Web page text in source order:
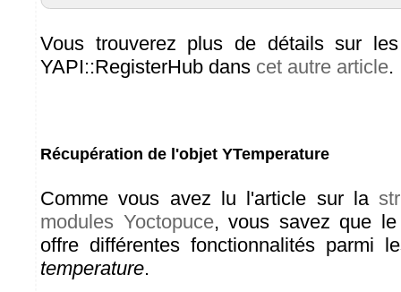
Vous trouverez plus de détails sur
YAPI::RegisterHub dans cet autre article.
Récupération de l'objet YTemperature
Comme vous avez lu l'article sur la
modules Yoctopuce, vous savez que
offre différentes fonctionnalités parmi
temperature.